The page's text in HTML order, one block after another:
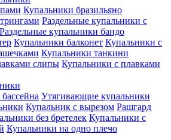
Купальники бразильяно
Раздельные купальники с
Раздельные купальники бандо
Купальники балконет Купальники с
Купальники танкини
слипы Купальники с плавками
Утягивающие купальники
Купальник с вырезом Рашгард
без бретелек Купальники с
Купальники на одно плечо